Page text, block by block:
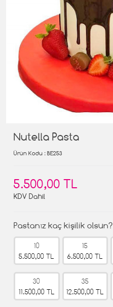
Nutella Pasta
Ürün Kodu : BE253
5.500,00 TL
KDV Dahil
Pastanız kaç kişilik olsun?
10
5.500,00 TL
15
6.500,00 TL
30
11.500,00 TL
35
12.500,00 TL